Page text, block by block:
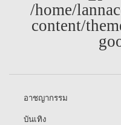
/home/
content/
อาชญากรรม
บันเทิง